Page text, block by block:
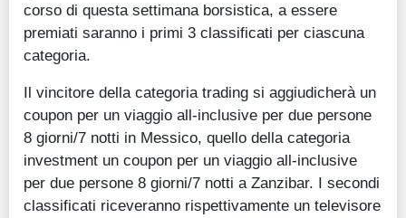
corso di questa settimana borsistica, a essere
premiati saranno i primi 3 classificati per ciascuna
categoria.
Il vincitore della categoria trading si aggiudicherà un
coupon per un viaggio all-inclusive per due persone
8 giorni/7 notti in Messico, quello della categoria
investment un coupon per un viaggio all-inclusive
per due persone 8 giorni/7 notti a Zanzibar. I secondi
classificati riceveranno rispettivamente un televisore